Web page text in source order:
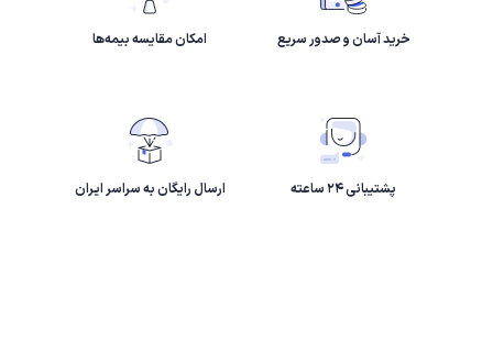
خرید آسان و صدور سریع امکان مقایسه بیمه‌ها
پشتیبانی ۲۴ ساعته ارسال رایگان به سراسر ایران